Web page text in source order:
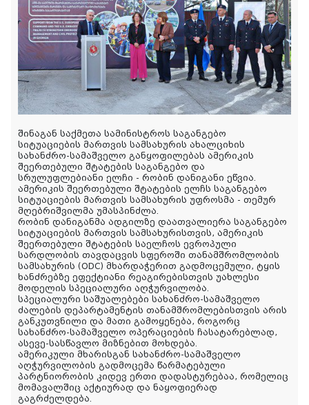
შინაგან საქმეთა სამინისტროს საგანგებო
სიტუაციების მართვის სამსახურის ახალციხის
სახანძრო-სამაშველო განყოფილებას ამერიკის
შეერთებული შტატების საგანგებო და
სრულუფლებიანი ელჩი - რობინ დანიგანი ეწვია.
ამერიკის შეერთებული შტატების ელჩს საგანგებო
სიტუაციების მართვის სამსახურის უფროსმა - თემურ
მღებრიშვილმა უმასპინძლა.
რობინ დანიგანმა ადგილზე დაათვალიერა საგანგებო
სიტუაციების მართვის სამსახურისთვის, ამერიკის
შეერთებული შტატების საელჩოს ევროპული
სარდლობის თავდაცვის სფეროში თანამშრომლობის
სამსახურის (ODC) მხარდაჭერით გადმოცემული, ტყის
ხანძრებზე ეფექტიანი რეაგირებისთვის უახლესი
მოდელის სპეციალური აღჭურვილობა.
სპეციალური საშუალებები სახანძრო-სამაშველო
ძალების დეპარტამენტის თანამშრომლებისთვის არის
განკუთვნილი და მათი გამოყენება, როგორც
სახანძრო-სამაშველო ოპერაციების ჩასატარებლად,
ასევე-სასწავლო მიზნებით მოხდება.
ამერიკული მხარისგან სახანძრო-სამაშველო
აღჭურვილობის გადმოცემა წარმატებული
პარტნიორობის კიდევ ერთი დადასტურებაა, რომელიც
მომავალშიც აქტიურად და ნაყოფიერად
გაგრძელდება.